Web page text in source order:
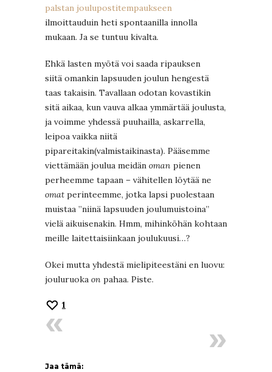
palstan joulupostitempaukseen
ilmoittauduin heti spontaanilla innolla
mukaan. Ja se tuntuu kivalta.
Ehkä lasten myötä voi saada ripauksen
siitä omankin lapsuuden joulun hengestä
taas takaisin. Tavallaan odotan kovastikin
sitä aikaa, kun vauva alkaa ymmärtää joulusta,
ja voimme yhdessä puuhailla, askarrella,
leipoa vaikka niitä
pipareitakin(valmistaikinasta). Pääsemme
viettämään joulua meidän oman pienen
perheemme tapaan – vähitellen löytää ne
omat perinteemme, jotka lapsi puolestaan
muistaa ”niinä lapsuuden joulumuistoina”
vielä aikuisenakin. Hmm, mihinköhän kohtaan
meille laitettaisiinkaan joulukuusi…?
Okei mutta yhdestä mielipiteestäni en luovu:
jouluruoka on pahaa. Piste.
1
Jaa tämä: